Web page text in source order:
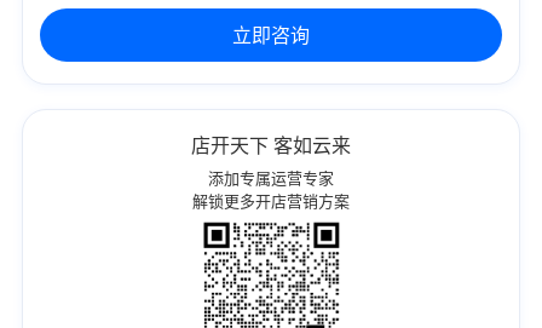
立即咨询
店开天下 客如云来
添加专属运营专家
解锁更多开店营销方案